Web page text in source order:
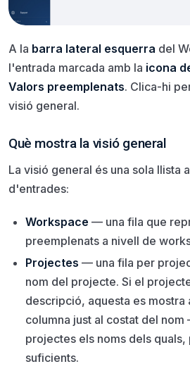
A la barra lateral esquerra del
l'entrada marcada amb la icona
Valors preemplenats. Clica-hi
visió general.
Què mostra la visió general
La visió general és una sola llista
d'entrades:
Workspace — una fila que
preemplenats a nivell de
Projectes — una fila per
nom del projecte. Si el
descripció, aquesta es mostra
columna just al costat del
projectes els noms dels quals,
suficients.